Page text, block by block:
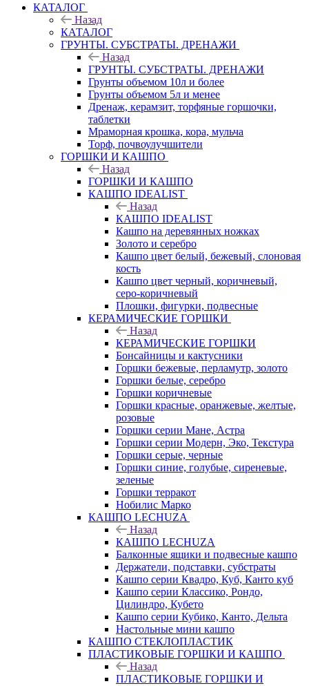
КАТАЛОГ
Назад
КАТАЛОГ
ГРУНТЫ. СУБСТРАТЫ. ДРЕНАЖИ
Назад
ГРУНТЫ. СУБСТРАТЫ. ДРЕНАЖИ
Грунты объемом 10л и более
Грунты объемом 5л и менее
Дренаж, керамзит, торфяные горшочки,
таблетки
Мраморная крошка, кора, мульча
Торф, почвоулучшители
ГОРШКИ И КАШПО
Назад
ГОРШКИ И КАШПО
КАШПО IDEALIST
Назад
КАШПО IDEALIST
Кашпо на деревянных ножках
Золото и серебро
Кашпо цвет белый, бежевый, слоновая
кость
Кашпо цвет черный, коричневый,
серо-коричневый
Плошки, фигурки, подвесные
КЕРАМИЧЕСКИЕ ГОРШКИ
Назад
КЕРАМИЧЕСКИЕ ГОРШКИ
Бонсайницы и кактусники
Горшки бежевые, перламутр, золото
Горшки белые, серебро
Горшки коричневые
Горшки красные, оранжевые, желтые,
розовые
Горшки серии Мане, Астра
Горшки серии Модерн, Эко, Текстура
Горшки серые, черные
Горшки синие, голубые, сиреневые,
зеленые
Горшки терракот
Нобилис Марко
КАШПО LECHUZA
Назад
КАШПО LECHUZA
Балконные ящики и подвесные кашпо
Держатели, подставки, субстраты
Кашпо серии Квадро, Куб, Канто куб
Кашпо серии Классико, Рондо,
Цилиндро, Кубето
Кашпо серии Кубико, Канто, Дельта
Настольные мини кашпо
КАШПО СТЕКЛОПЛАСТИК
ПЛАСТИКОВЫЕ ГОРШКИ И КАШПО
Назад
ПЛАСТИКОВЫЕ ГОРШКИ И